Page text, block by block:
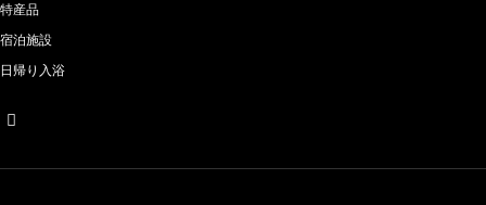
特産品
宿泊施設
日帰り入浴